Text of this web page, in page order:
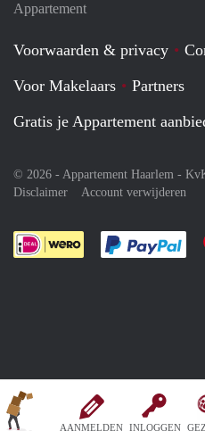
AANMELDEN INLOGGEN
Appartement
Voorwaarden & privacy
Voor Makelaars
Partners
Gratis je Appartement
© 2026 - Appartement Haarlem -
Disclaimer
Account verwijderen